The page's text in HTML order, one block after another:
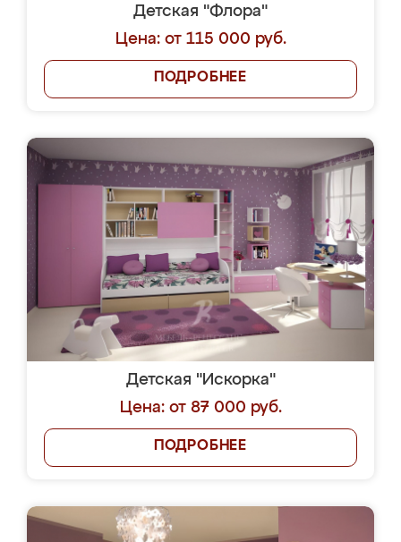
Детская "Флора"
Цена: от 115 000 руб.
ПОДРОБНЕЕ
Детская "Искорка"
Цена: от 87 000 руб.
ПОДРОБНЕЕ